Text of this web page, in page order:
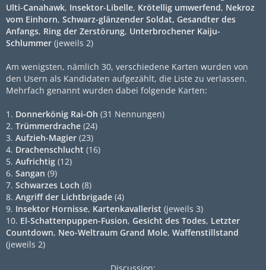
Ulti-Canahawk, Insektor-Libelle, Krötellig umwerfend, Nekroz
vom Einhorn, Schwarz-glänzender Soldat, Gesandter des
Anfangs, Ring der Zerstörung, Unterbrochener Kaiju-
Schlummer (jeweils 2)
Am wenigsten, nämlich 30, verschiedene Karten wurden von
den Usern als Kandidaten aufgezählt, die Liste zu verlassen.
Mehrfach genannt wurden dabei folgende Karten:
1. Donnerkönig Rai-Oh (31 Nennungen)
2. Trümmerdrache (24)
3. Aufzieh-Magier (23)
4. Drachenschlucht (16)
5. Aufrichtig (12)
6. Sangan (9)
7. Schwarzes Loch (8)
8. Angriff der Lichtbrigade (4)
9. Insektor Hornisse, Kartenkavallerist (jeweils 3)
10. El-Schattenpuppen-Fusion, Gesicht des Todes, Letzter
Countdown, Neo-Weltraum Grand Mole, Waffenstillstand
(jeweils 2)